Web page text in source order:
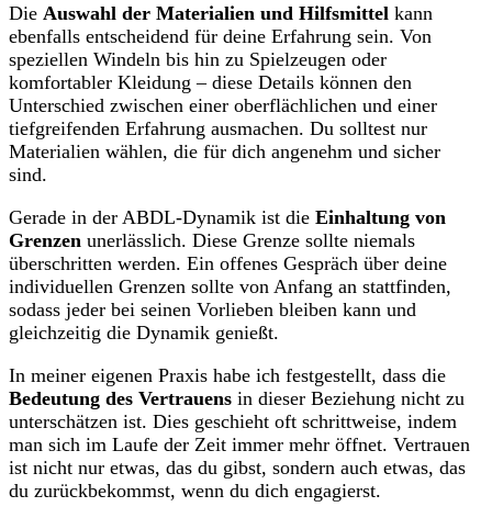
Die Auswahl der Materialien und Hilfsmittel kann
ebenfalls entscheidend für deine Erfahrung sein. Von
speziellen Windeln bis hin zu Spielzeugen oder
komfortabler Kleidung – diese Details können den
Unterschied zwischen einer oberflächlichen und einer
tiefgreifenden Erfahrung ausmachen. Du solltest nur
Materialien wählen, die für dich angenehm und sicher
sind.
Gerade in der ABDL-Dynamik ist die Einhaltung von
Grenzen unerlässlich. Diese Grenze sollte niemals
überschritten werden. Ein offenes Gespräch über deine
individuellen Grenzen sollte von Anfang an stattfinden,
sodass jeder bei seinen Vorlieben bleiben kann und
gleichzeitig die Dynamik genießt.
In meiner eigenen Praxis habe ich festgestellt, dass die
Bedeutung des Vertrauens in dieser Beziehung nicht zu
unterschätzen ist. Dies geschieht oft schrittweise, indem
man sich im Laufe der Zeit immer mehr öffnet. Vertrauen
ist nicht nur etwas, das du gibst, sondern auch etwas, das
du zurückbekommst, wenn du dich engagierst.